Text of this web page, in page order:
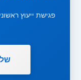
פגישת ייעוץ